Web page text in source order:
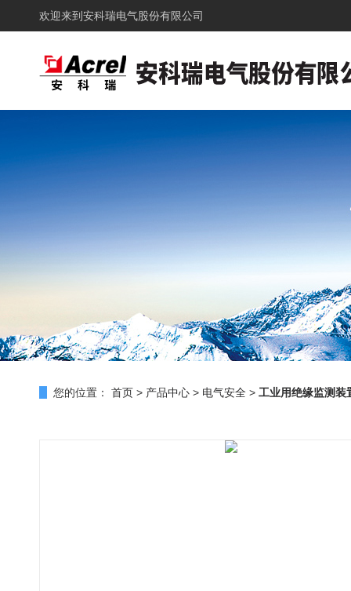
欢迎来到 安科瑞电气股份有限公司
您的位置： 首页 > 产品中心 > 电气安全 > 工业用绝缘监测装